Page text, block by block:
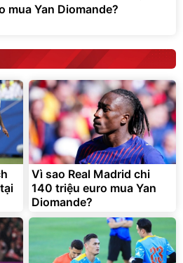
mua Yan Diomande?
Vì sao Real Madrid chi
140 triệu euro mua Yan
Diomande?